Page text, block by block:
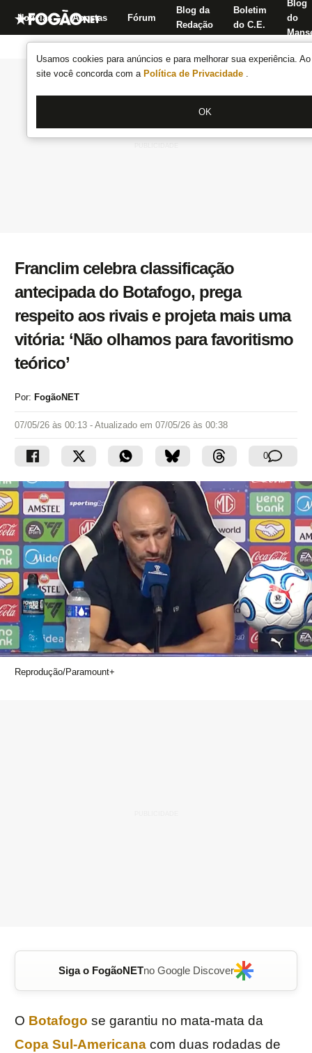
Usamos cookies para anúncios e para melhorar sua experiência.
site você concorda com a Política de Privacidade .
OK
Notícias Apostas Fórum
Blog da
Redação
Boletim
do C.E.
Blog
do
Franclim celebra classificação
antecipada do Botafogo, prega
respeito aos rivais e projeta mais uma
vitória: ‘Não olhamos para favoritismo
teórico’
Por: FogãoNET
07/05/26 às 00:13 - Atualizado em 07/05/26 às 00:38
0
Reprodução/Paramount+
Siga o FogãoNETno Google Discover
O Botafogo se garantiu no mata-mata da
Copa Sul-Americana com duas rodadas de